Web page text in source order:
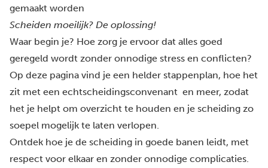
gemaakt worden
Scheiden moeilijk? De oplossing!
Waar begin je? Hoe zorg je ervoor dat alles goed
geregeld wordt zonder onnodige stress en conflicten?
Op deze pagina vind je een helder stappenplan, hoe het
zit met een echtscheidingsconvenant en meer, zodat
het je helpt om overzicht te houden en je scheiding zo
soepel mogelijk te laten verlopen.
Ontdek hoe je de scheiding in goede banen leidt, met
respect voor elkaar en zonder onnodige complicaties.